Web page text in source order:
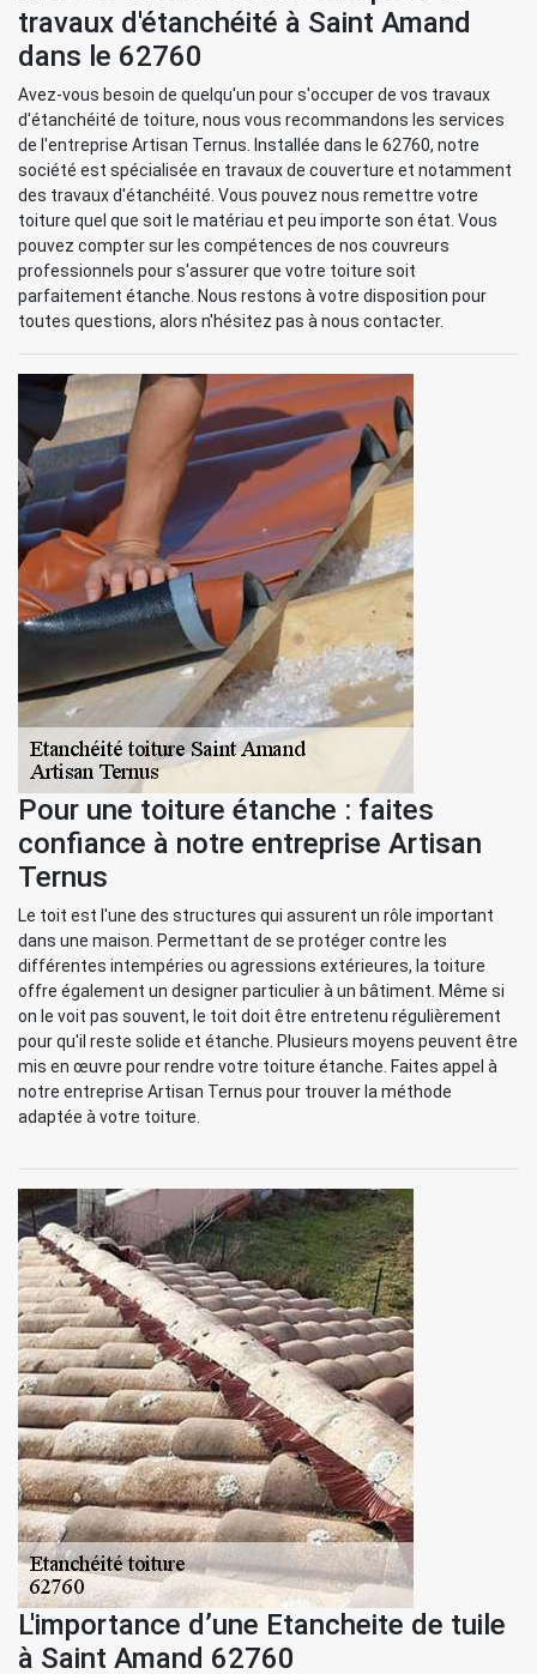
travaux d'étanchéité à Saint Amand
dans le 62760
Avez-vous besoin de quelqu'un pour s'occuper de vos travaux
d'étanchéité de toiture, nous vous recommandons les services
de l'entreprise Artisan Ternus. Installée dans le 62760, notre
société est spécialisée en travaux de couverture et notamment
des travaux d'étanchéité. Vous pouvez nous remettre votre
toiture quel que soit le matériau et peu importe son état. Vous
pouvez compter sur les compétences de nos couvreurs
professionnels pour s'assurer que votre toiture soit
parfaitement étanche. Nous restons à votre disposition pour
toutes questions, alors n'hésitez pas à nous contacter.
Pour une toiture étanche : faites
confiance à notre entreprise Artisan
Ternus
Le toit est l'une des structures qui assurent un rôle important
dans une maison. Permettant de se protéger contre les
différentes intempéries ou agressions extérieures, la toiture
offre également un designer particulier à un bâtiment. Même si
on le voit pas souvent, le toit doit être entretenu régulièrement
pour qu'il reste solide et étanche. Plusieurs moyens peuvent être
mis en œuvre pour rendre votre toiture étanche. Faites appel à
notre entreprise Artisan Ternus pour trouver la méthode
adaptée à votre toiture.
L'importance d’une Etancheite de tuile
à Saint Amand 62760